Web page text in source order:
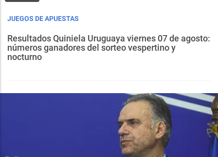
JUEGOS DE APUESTAS
Resultados Quiniela Uruguaya viernes 07 de agosto:
números ganadores del sorteo vespertino y
nocturno